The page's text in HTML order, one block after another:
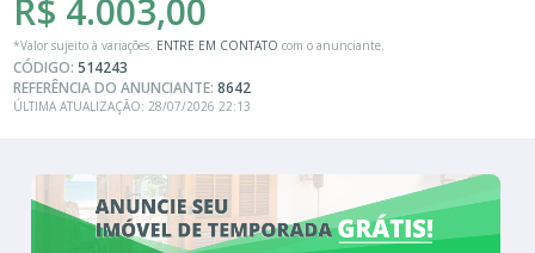
R$ 4.003,00
*Valor sujeito à variações. ENTRE EM CONTATO com o anunciante.
CÓDIGO:514243
REFERÊNCIA DO ANUNCIANTE:8642
ÚLTIMA ATUALIZAÇÃO: 28/07/2026 22:13